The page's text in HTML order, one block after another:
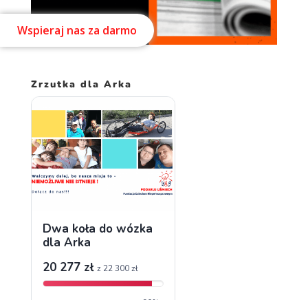
Zrzutka dla Arka
Wspieraj nas za darmo